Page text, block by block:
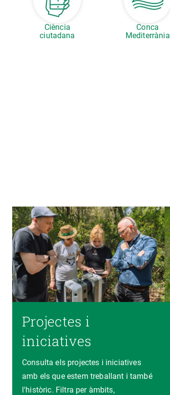
Ciència
ciutadana
Conca
Mediterrània
Projectes i
iniciatives
Consulta els projectes i iniciatives
amb els que estem treballant i també
l'històric. Filtra per àmbits,